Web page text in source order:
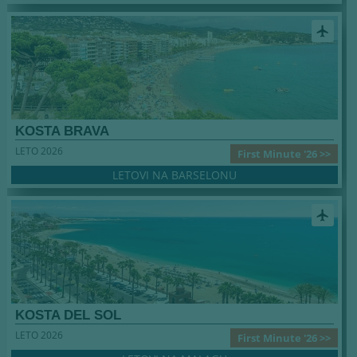
airplanemode_active
KOSTA BRAVA
First Minute '26 >>
LETO 2026
LETOVI NA BARSELONU
airplanemode_active
KOSTA DEL SOL
First Minute '26 >>
LETO 2026